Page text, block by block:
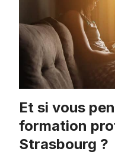
Et si vous
formation
Strasbourg ?